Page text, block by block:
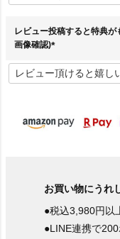
須
レビュー投稿すると特典
画像確認)
必
須
お買い物にうれ
●税込3,980円以
●LINE連携で